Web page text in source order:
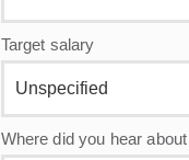
Target salary
Where did you hear